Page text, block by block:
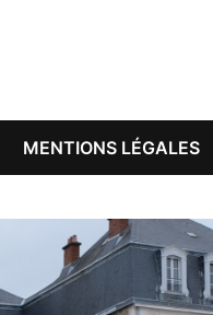
MENTIONS LÉGALES